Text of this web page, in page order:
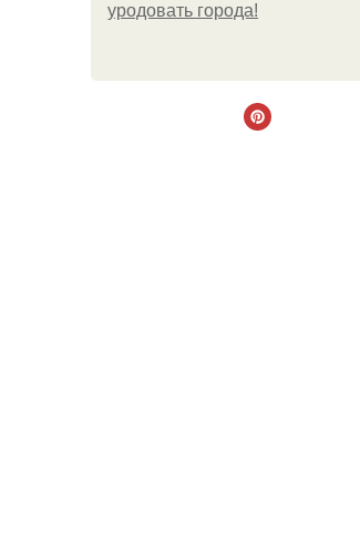
уродовать города!